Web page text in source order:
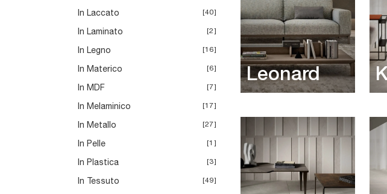
In Laccato 40
In Laminato 2
In Legno 16
In Materico 6
In MDF 7
In Melaminico 17
In Metallo 27
In Pelle 1
In Plastica 3
In Tessuto 49
Leonard